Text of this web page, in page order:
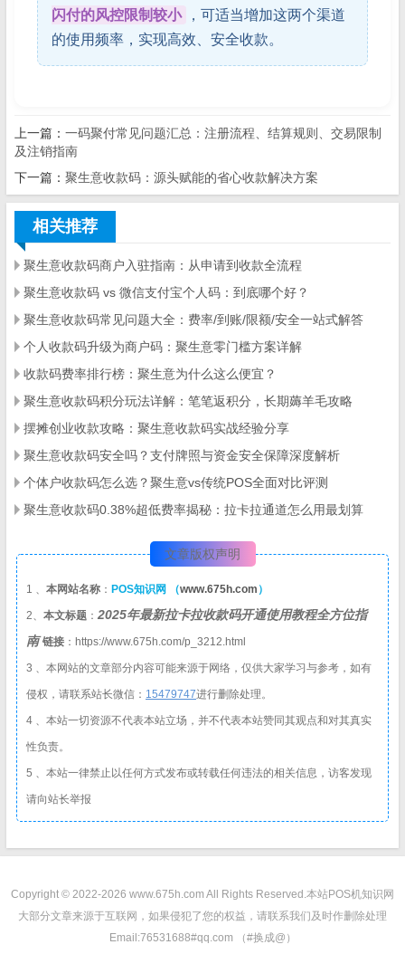
闪付的风控限制较小
，可适当增加这两个渠道
的使用频率，实现高效、安全收款。
上一篇： 一码聚付常见问题汇总：注册流程、结算规则、交易限制
及注销指南
下一篇： 聚生意收款码：源头赋能的省心收款解决方案
相关推荐
聚生意收款码商户入驻指南：从申请到收款全流程
聚生意收款码 vs 微信支付宝个人码：到底哪个好？
聚生意收款码常见问题大全：费率/到账/限额/安全一站式解答
个人收款码升级为商户码：聚生意零门槛方案详解
收款码费率排行榜：聚生意为什么这么便宜？
聚生意收款码积分玩法详解：笔笔返积分，长期薅羊毛攻略
摆摊创业收款攻略：聚生意收款码实战经验分享
聚生意收款码安全吗？支付牌照与资金安全保障深度解析
个体户收款码怎么选？聚生意vs传统POS全面对比评测
聚生意收款码0.38%超低费率揭秘：拉卡拉通道怎么用最划算
文章版权声明
1 、 本网站名称 ： POS知识网 （www.675h.com ）
2、 本文标题 ： 2025年最新拉卡拉收款码开通使用教程全方位指
南链接 ：https://www.675h.com/p_3212.html
3 、本网站的文章部分内容可能来源于网络，仅供大家学习与参考，如有
侵权，请联系站长微信： 15479747进行删除处理。
4 、本站一切资源不代表本站立场，并不代表本站赞同其观点和对其真实
性负责。
5 、本站一律禁止以任何方式发布或转载任何违法的相关信息，访客发现
请向站长举报
Copyright © 2022-2026 www.675h.com All Rights Reserved.本站POS机知识网
大部分文章来源于互联网，如果侵犯了您的权益，请联系我们及时作删除处理
Email:76531688#qq.com （#换成@）